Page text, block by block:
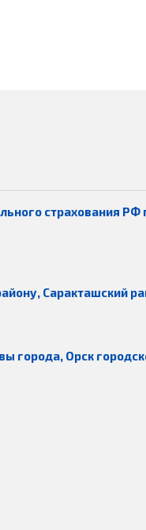
страхования РФ
Саракташский
города, Орск